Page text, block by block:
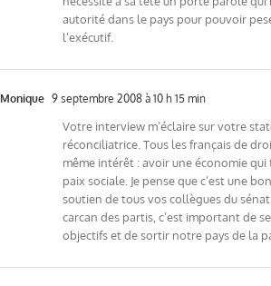
autorité dans le pays pour pouvoir
l’exécutif.
Monique 9 septembre 2008 à 10 h 15 min
Votre interview m’éclaire sur votre
réconciliatrice. Tous les français de
même intérêt : avoir une économie
paix sociale. Je pense que c’est une
soutien de tous vos collègues du
carcan des partis, c’est important de
objectifs et de sortir notre pays de la